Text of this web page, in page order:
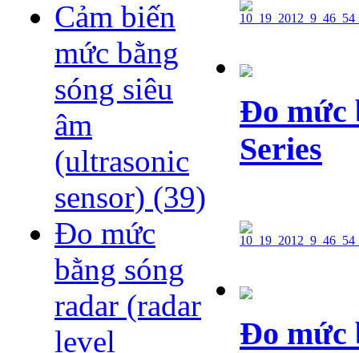
Cảm biến
mức bằng
sóng siêu
âm
(ultrasonic
sensor) (39)
Đo mức
bằng sóng
radar (radar
level
Đo mức
Series
Đo mức